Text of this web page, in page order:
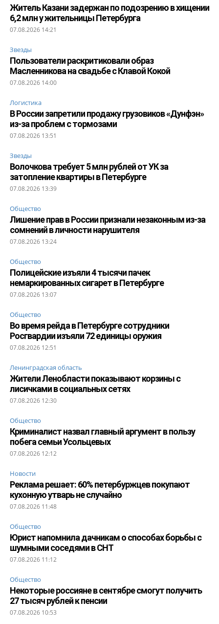
Житель Казани задержан по подозрению в хищении
6,2 млн у жительницы Петербурга
07.08.2026 14:21
Звезды
Пользователи раскритиковали образ
Масленникова на свадьбе с Клавой Кокой
07.08.2026 14:00
Логистика
В России запретили продажу грузовиков «Дунфэн»
из-за проблем с тормозами
07.08.2026 13:51
Звезды
Волочкова требует 5 млн рублей от УК за
затопление квартиры в Петербурге
07.08.2026 13:39
Общество
Лишение прав в России признали незаконным из-за
сомнений в личности нарушителя
07.08.2026 13:24
Общество
Полицейские изъяли 4 тысячи пачек
немаркированных сигарет в Петербурге
07.08.2026 13:07
Общество
Во время рейда в Петербурге сотрудники
Росгвардии изъяли 72 единицы оружия
07.08.2026 12:51
Ленинградская область
Жители Ленобласти показывают корзины с
лисичками в социальных сетях
07.08.2026 12:30
Общество
Криминалист назвал главный аргумент в пользу
побега семьи Усольцевых
07.08.2026 12:12
Новости
Реклама решает: 60% петербуржцев покупают
кухонную утварь не случайно
07.08.2026 11:48
Общество
Юрист напомнила дачникам о способах борьбы с
шумными соседями в СНТ
07.08.2026 11:12
Общество
Некоторые россияне в сентябре смогут получить
27 тысяч рублей к пенсии
07.08.2026 10:53